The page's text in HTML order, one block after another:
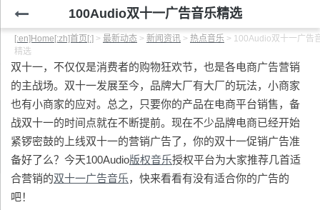
100Audio双十一广告音乐精选
[:en]Home[:zh]首页[:] > 最新动态 > 新闻资讯 > 热点音乐 > 100Audio双十一广告
精选
双十一，不仅仅是消费者的购物狂欢节，也是各电商广告营销
的主战场。双十一发展至今，品牌大厂有大厂的玩法，小商家
也有小商家的应对。总之，只要你的产品在电商平台销售，备
战双十一的时间点就在不断提前。现在不少品牌电商已经开始
紧锣密鼓的上线双十一的营销广告了，你的双十一促销广告准
备好了么？今天100Audio版权音乐授权平台为大家推荐几首适
合营销的双十一广告音乐，快来看看有没有适合你的广告的
吧！